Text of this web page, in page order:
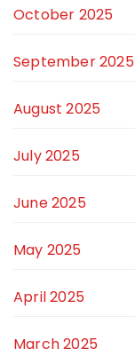
October 2025
September 2025
August 2025
July 2025
June 2025
May 2025
April 2025
March 2025